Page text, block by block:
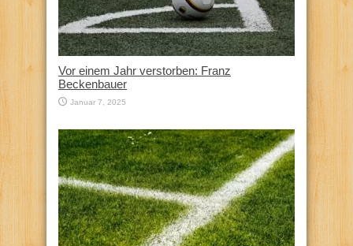
Vor einem Jahr verstorben: Franz
Beckenbauer
Januar 7, 2025